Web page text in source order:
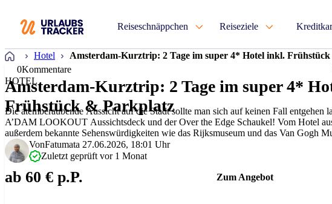
Reiseschnäppchen Reiseziele
Startseite
Hotel
Amsterdam-Kurztrip: 2 Tage im super 4* Hotel inkl.
0Kommentare
HOTEL
Amsterdam-Kurztrip: 2 Tage im super 4*
Frühstück & Parkplatz
Die atemberaubende Aussicht auf die Stadt sollte man sich auf keinen Fall entgehen
A’DAM LOOKOUT Aussichtsdeck und der Over the Edge Schaukel! Vom Hotel
außerdem bekannte Sehenswürdigkeiten wie das Rijksmuseum und das Van Gogh
Minuten mit den öffentlichen Verkehrsmitteln oder…
VonFatumata 27.06.2026, 18:01 Uhr
Zuletzt geprüft vor 1 Monat
ab 60 € p.P. Zum Angebot